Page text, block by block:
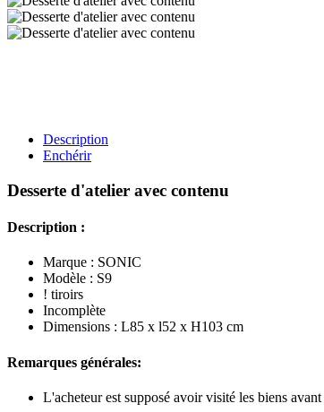
Description
Enchérir
Desserte d'atelier avec contenu
Description :
Marque : SONIC
Modèle : S9
! tiroirs
Incomplète
Dimensions : L85 x l52 x H103 cm
Remarques générales:
L'acheteur est supposé avoir visité les biens